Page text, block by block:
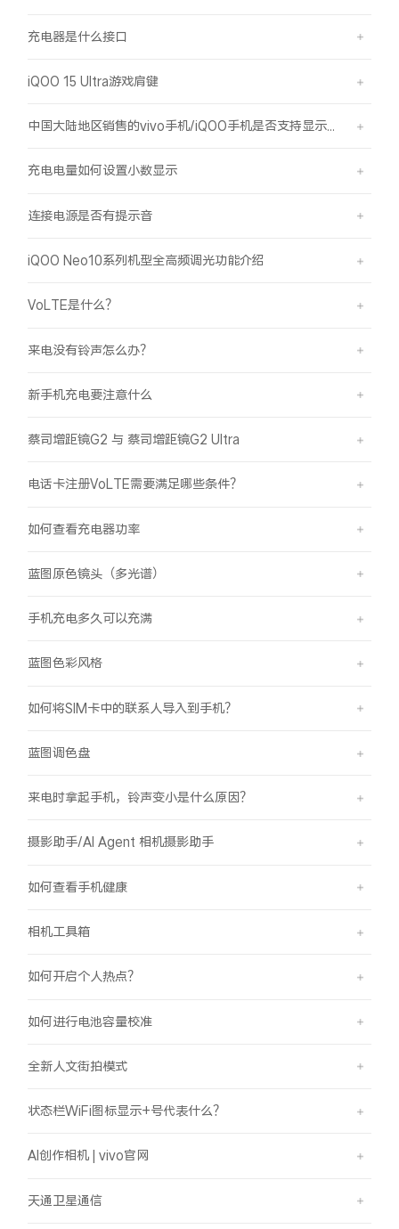
充电器是什么接口
iQOO 15 Ultra游戏肩键
充电电量如何设置小数显示
连接电源是否有提示音
iQOO Neo10系列机型全高频调光功能介绍
VoLTE是什么？
来电没有铃声怎么办？
新手机充电要注意什么
蔡司增距镜G2 与 蔡司增距镜G2 Ultra
电话卡注册VoLTE需要满足哪些条件？
如何查看充电器功率
蓝图原色镜头（多光谱）
手机充电多久可以充满
蓝图色彩风格
如何将SIM卡中的联系人导入到手机？
蓝图调色盘
来电时拿起手机，铃声变小是什么原因？
摄影助手/AI Agent 相机摄影助手
如何查看手机健康
相机工具箱
如何开启个人热点？
如何进行电池容量校准
全新人文街拍模式
状态栏WiFi图标显示+号代表什么？
AI创作相机 | vivo官网
天通卫星通信